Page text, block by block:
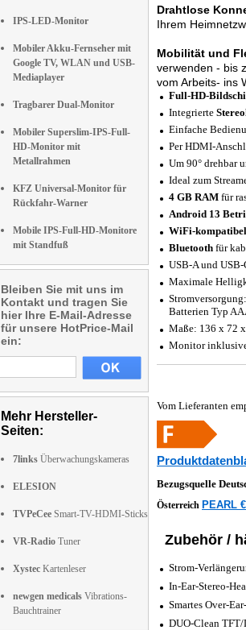
IPS-LED-Monitor
Mobiler Akku-Fernseher mit
Google TV, WLAN und USB-
Mediaplayer
Tragbarer Dual-Monitor
Mobiler Superslim-IPS-Full-
HD-Monitor mit
Metallrahmen
KFZ Universal-Monitor für
Rückfahr-Warner
Mobile IPS-Full-HD-Monitore
mit Standfuß
Bleiben Sie mit uns im
Kontakt und tragen Sie
hier Ihre E-Mail-Adresse
für unsere HotPrice-Mail
ein:
Mehr Hersteller-
Seiten:
7links Überwachungskameras
ELESION
TVPeCee Smart-TV-HDMI-Sticks
VR-Radio Tuner
Xystec Kartenleser
newgen medicals Vibrations-
Bauchtrainer
Drahtlose
Ihrem
Mobilität und
verwenden - bis
vom Arbeits- ins
Full-HD-
Integrierte
Einfache
Per HDMI-
Um 90° drehbar
Ideal zum
4 GB RAM für
Android 13
WiFi-
Bluetooth für
USB-A und
Maximale
Batterien Typ
Maße: 136 x 72
Monitor
Vom Lieferanten
Bezugsquelle
Österreich PEARL
Zubehör /
Strom-
In-Ear-Stereo-
Smartes Over-
DUO-Clean